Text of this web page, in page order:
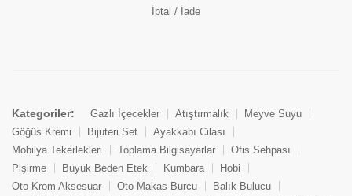
İptal / İade
Kategoriler: Gazlı İçecekler Atıştırmalık
Meyve Suyu
Göğüs Kremi
Bijuteri Set
Ayakkabı Cilası
Mobilya Tekerlekleri
Toplama Bilgisayarlar
Ofis Sehpası
Pişirme
Büyük Beden Etek Kumbara
Hobi
Oto Krom Aksesuar
Oto Makas Burcu
Balık Bulucu